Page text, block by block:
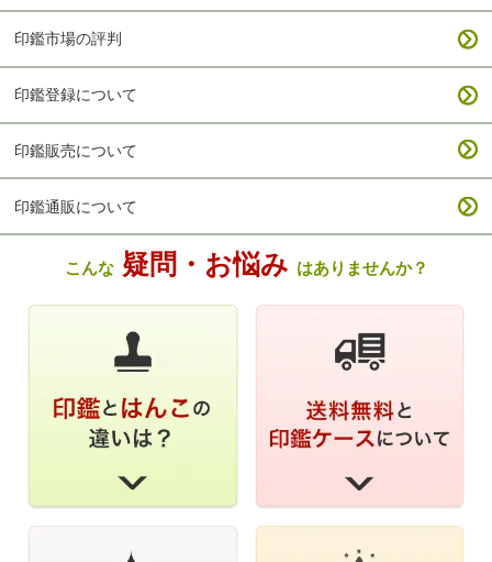
印鑑市場の評判
印鑑登録について
印鑑販売について
印鑑通販について
こんな疑問・お悩み はありませんか？